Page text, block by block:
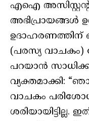
എഐ
അഭിപ്രായങ്ങൾ
ഉദാഹരണത്തിന്
(പരസ്യ
പറയാൻ
വ്യക്തമാക്കി:
വാചകം
ശരിയായിട്ടില്ല.